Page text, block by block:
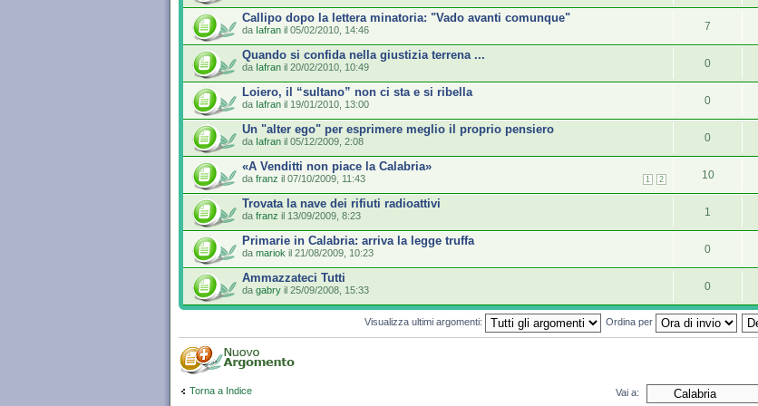
Callipo dopo la lettera minatoria: "Vado avanti comunque"
da Iafran il 05/02/2010, 14:46 7
Quando si confida nella giustizia terrena ...
da Iafran il 20/02/2010, 10:49 0
Loiero, il “sultano” non ci sta e si ribella
da Iafran il 19/01/2010, 13:00 0
Un "alter ego" per esprimere meglio il proprio pensiero
da Iafran il 05/12/2009, 2:08 0
«A Venditti non piace la Calabria»
1 2
da franz il 07/10/2009, 11:43 10
Trovata la nave dei rifiuti radioattivi
da franz il 13/09/2009, 8:23 1
Primarie in Calabria: arriva la legge truffa
da mariok il 21/08/2009, 10:23 0
Ammazzateci Tutti
da gabry il 25/09/2008, 15:33 0
Visualizza ultimi argomenti: Ordina per
Torna a Indice Vai a: